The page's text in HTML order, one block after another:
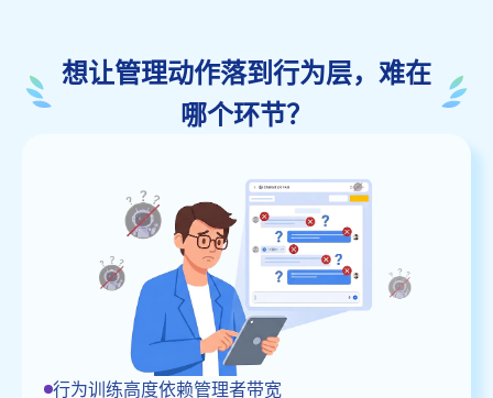
想让管理动作落到行为层，难在
哪个环节？
行为训练高度依赖管理者带宽